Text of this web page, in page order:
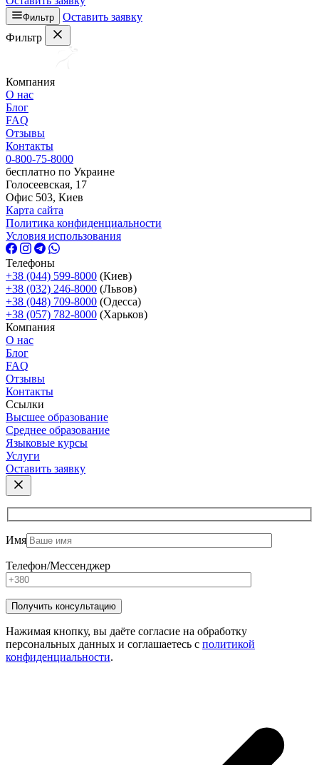
Фильтр
Оставить заявку
Фильтр
Компания
О нас
Блог
FAQ
Отзывы
Контакты
0-800-75-8000
бесплатно по Украине
Голосеевская, 17
Офис 503, Киев
Карта сайта
Политика конфиденциальности
Условия использования
Телефоны
+38 (044) 599-8000 (Киев)
+38 (032) 246-8000 (Львов)
+38 (048) 709-8000 (Одесcа)
+38 (057) 782-8000 (Харьков)
Компания
О нас
Блог
FAQ
Отзывы
Контакты
Ссылки
Высшее образование
Среднее образование
Языковые курсы
Услуги
Оставить заявку
Имя
Телефон/Мессенджер
Нажимая кнопку, вы даёте согласие на обработку
персональных данных и соглашаетесь с политикой
конфиденциальности.